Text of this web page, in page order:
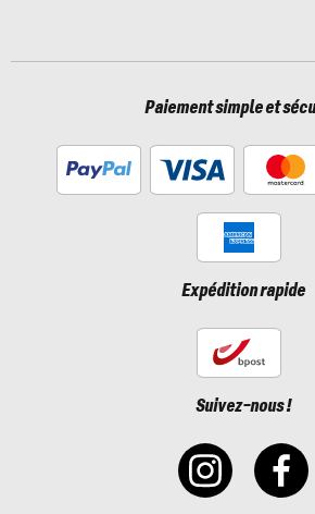
Paiement simple et
Expédition rapide
Suivez-nous !